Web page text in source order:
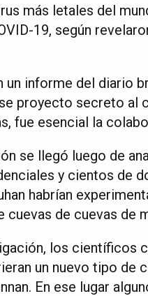
más letales del
19, según
un informe del diario
proyecto secreto al
fue esencial la
se llegó luego de
y cientos de
habrían
de cuevas de
los científicos
un nuevo tipo de
En ese lugar